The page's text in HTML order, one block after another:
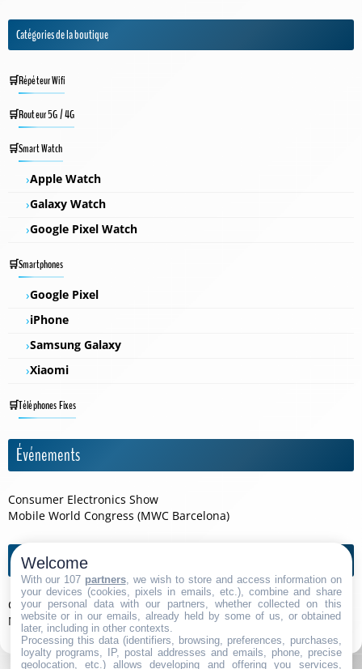
Catégories de la boutique
Répéteur Wifi
Routeur 5G / 4G
Smart Watch
Apple Watch
Galaxy Watch
Google Pixel Watch
Smartphones
Google Pixel
iPhone
Samsung Galaxy
Xiaomi
Téléphones Fixes
Événements
Consumer Electronics Show
Mobile World Congress (MWC Barcelona)
Agendas de l'année
Consumer Electronics Show 2026
Mobile World Congress (MWC Barcelona) 2026
Welcome
With our 107 partners, we wish to store and access information on
your devices (cookies, pixels in emails, etc.), combine and share
your personal data with our partners, whether collected on this
website or in our emails, already held by some of us, or obtained
later, including in other contexts.
Processing this data (identifiers, browsing, preferences, purchases,
loyalty programs, IP, postal addresses and emails, phone, precise
geolocation, etc.) allows developing and offering you services,